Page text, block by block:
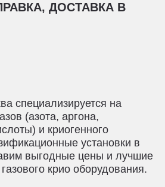
ДОСТАВКА В
специализируется на
(азота, аргона,
и криогенного
установки в
выгодные цены и лучшие
крио оборудования.